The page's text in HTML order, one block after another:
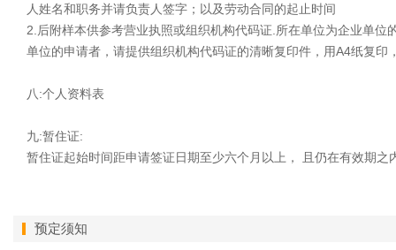
人姓名和职务并请负责人签字；以及劳动合同的起止时间
2.后附样本供参考营业执照或组织机构代码证.所在单位为企业单
单位的申请者，请提供组织机构代码证的清晰复印件，用A4纸复印
八:个人资料表
九:暂住证:
暂住证起始时间距申请签证日期至少六个月以上， 且仍在有效期之
预定须知